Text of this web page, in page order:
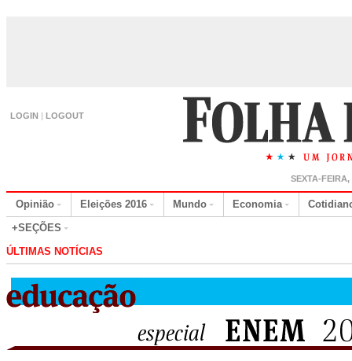
LOGIN | LOGOUT
SEXTA-
Opinião Eleições 2016 Mundo Economia
+SEÇÕES
ÚLTIMAS NOTÍCIAS